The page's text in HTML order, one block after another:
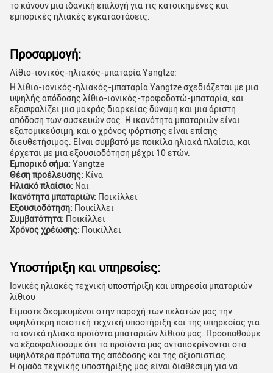
το κάνουν μια ιδανική επιλογή για τις κατοικημένες και
εμπορικές ηλιακές εγκαταστάσεις.
Προσαρμογή:
Λίθιο-ιονικός-ηλιακός-μπαταρία Yangtze:
Η λίθιο-ιονικός-ηλιακός-μπαταρία Yangtze σχεδιάζεται με μια
υψηλής απόδοσης λίθιο-ιονικός-τροφοδοτώ-μπαταρία, και
εξασφαλίζει μια μακράς διαρκείας δύναμη και μια άριστη
απόδοση των συσκευών σας. Η ικανότητα μπαταριών είναι
εξατομικεύσιμη, και ο χρόνος φόρτισης είναι επίσης
διευθετήσιμος. Είναι συμβατό με ποικίλα ηλιακά πλαίσια, και
έρχεται με μια εξουσιοδότηση μέχρι 10 ετών.
Εμπορικό σήμα: Yangtze
Θέση προέλευσης: Κίνα
Ηλιακό πλαίσιο: Ναι
Ικανότητα μπαταριών: Ποικίλλει
Εξουσιοδότηση: Ποικίλλει
Συμβατότητα: Ποικίλλει
Χρόνος χρέωσης: Ποικίλλει
Υποστήριξη και υπηρεσίες:
Ιονικές ηλιακές τεχνική υποστήριξη και υπηρεσία μπαταριών
λίθιου
Είμαστε δεσμευμένοι στην παροχή των πελατών μας την
υψηλότερη ποιοτική τεχνική υποστήριξη και της υπηρεσίας για
τα ιονικά ηλιακά προϊόντα μπαταριών λίθιού μας. Προσπαθούμε
να εξασφαλίσουμε ότι τα προϊόντα μας ανταποκρίνονται στα
υψηλότερα πρότυπα της απόδοσης και της αξιοπιστίας.
Η ομάδα τεχνικής υποστήριξης μας είναι διαθέσιμη για να